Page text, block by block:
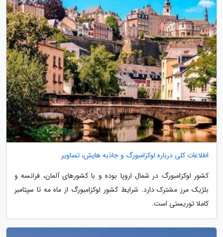
اطلاعات کلی درباره لوکزامبورگ و جاذبه هایش، تصاویر
کشور لوکزامبورگ در شمال اروپا بوده و با کشورهای آلمان، فرانسه و
بلژیک مرز مشترک دارد. شرایط کشور لوکزامبورگ از ماه مه تا سپتامبر
کاملا توریستی است.